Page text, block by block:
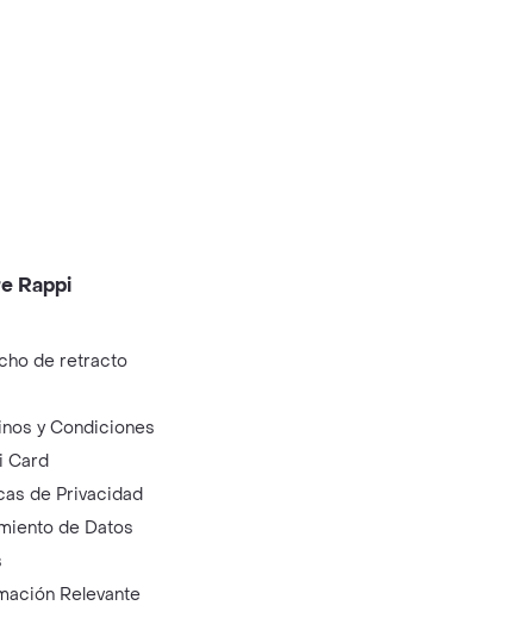
Rappi
de retracto
y Condiciones
Card
de Privacidad
de Datos
Relevante